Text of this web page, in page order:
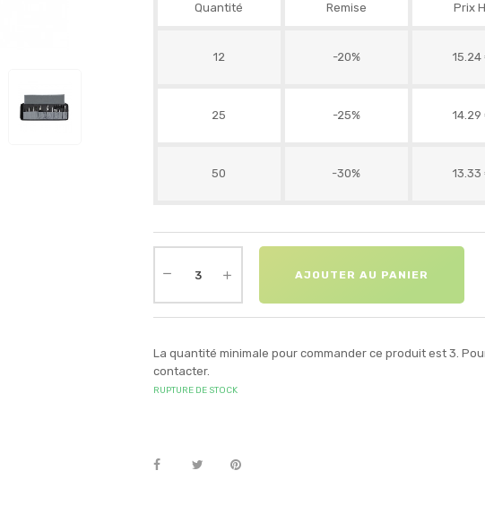
Quantité Remise Prix
12 -20% 15.24
25 -25% 14.29
50 -30% 13.33
AJOUTER AU PANIER
La quantité minimale pour commander ce produit est 3.
contacter.
RUPTURE DE STOCK